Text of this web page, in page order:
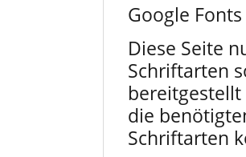
Google Fonts
Diese Seite
Schriftarten
die
Schriftarten